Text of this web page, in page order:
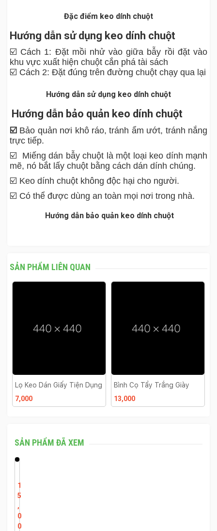
Đặc điểm keo dính chuột
Hướng dẫn sử dụng keo dính chuột
☑️ Cách 1: Đặt mồi nhử vào giữa bẫy rồi đặt vào
khu vực xuất hiện chuột cắn phá tài sách
☑️ Cách 2: Đặt đúng trên đường chuột chạy qua lại
Hướng dẫn sử dụng keo dính chuột
Hướng dẫn bảo quản keo dính chuột
☑️ Bảo quản nơi khô ráo, tránh ẩm ướt, tránh nắng
trực tiếp.
☑️ Miếng dán bẫy chuột là một loại keo dính mạnh
mẽ, nó bắt lấy chuột bằng cách dán dính chúng.
☑️ Keo dính chuột không độc hại cho người.
☑️ Có thể được dùng an toàn mọi nơi trong nhà.
Hướng dẫn bảo quản keo dính chuột
SẢN PHẨM LIÊN QUAN
Lọ Keo Dán Giấy Tiện Dụng
7,000
Bình Cọ Tẩy Trắng Giày
13,000
SẢN PHẨM ĐÃ XEM
E
O
Í
N
1
5
,
0
0